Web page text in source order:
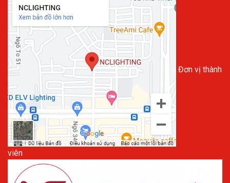
Đơn vị thành
viên